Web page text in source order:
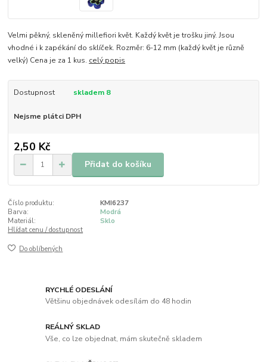
Velmi pěkný, skleněný millefiori květ. Každý květ je trošku jiný. Jsou
vhodné i k zapékání do sklíček. Rozměr: 6-12 mm (každý květ je různě
velký) Cena je za 1 kus. celý popis
Dostupnost skladem 8
Nejsme plátci DPH
2,50 Kč
Přidat do košíku
Číslo produktu:
KMI6237
Barva:
Modrá
Materiál:
Sklo
Hlídat cenu / dostupnost
Do oblíbených
RYCHLÉ ODESLÁNÍ
Většinu objednávek odesílám do 48 hodin
REÁLNÝ SKLAD
Vše, co lze objednat, mám skutečně skladem